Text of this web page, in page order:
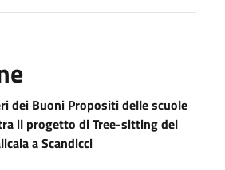
dei Buoni Propositi delle scuole
il progetto di Tree-sitting del
a Scandicci